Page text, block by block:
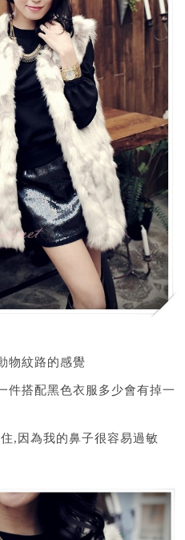
物紋路的感覺
件搭配黑色衣服多少會有掉一
,因為我的鼻子很容易過敏